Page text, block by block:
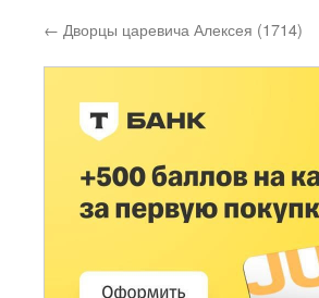
← Дворцы царевича Алексея (1714)